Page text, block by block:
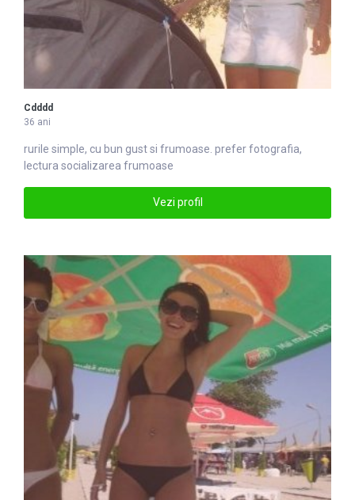
Cdddd
36 ani
rurile simple, cu bun gust si frumoase . prefer fotografia,
lectura socializarea frumoase
Vezi profil